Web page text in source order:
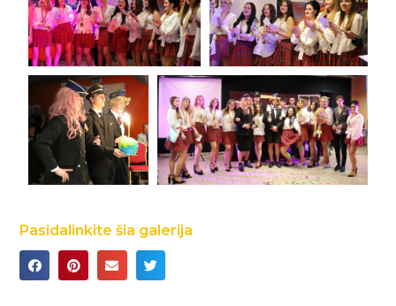
Pasidalinkite šia galerija